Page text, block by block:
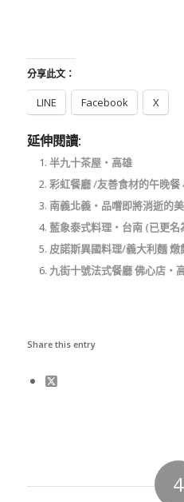
分享此文：
LINE Facebook X
延伸閱讀:
半九十茶屋‧高雄
彩虹餐廳 /友善食材的午晚
南義北義‧品嚐即將消逝的
藍象泰式料理‧台南 (已更名
皮諾斯異國料理/義大利麵
九街十號法式餐廳 佛心店‧
Share this entry
4